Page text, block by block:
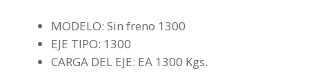
MODELO: Sin freno 1300
EJE TIPO: 1300
CARGA DEL EJE: EA 1300 Kgs.